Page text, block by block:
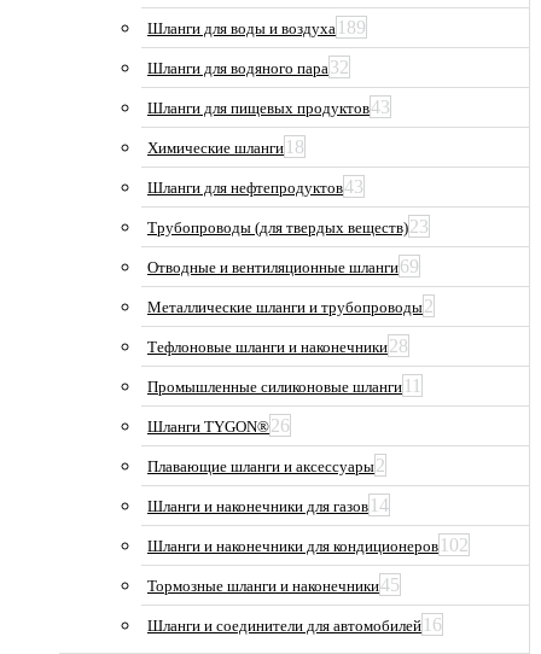
Шланги для воды и воздуха 189
Шланги для водяного пара32
Шланги для пищевых продуктов43
Химические шланги 18
Шланги для нефтепродуктов43
Трубопроводы (для твердых веществ)23
Отводные и вентиляционные шланги69
Металлические шланги и трубопроводы2
Тефлоновые шланги и наконечники28
Промышленные силиконовые шланги 11
Шланги TYGON®26
Плавающие шланги и аксессуары2
Шланги и наконечники для газов 14
Шланги и наконечники для кондиционеров 102
Тормозные шланги и наконечники45
Шланги и соединители для автомобилей 16